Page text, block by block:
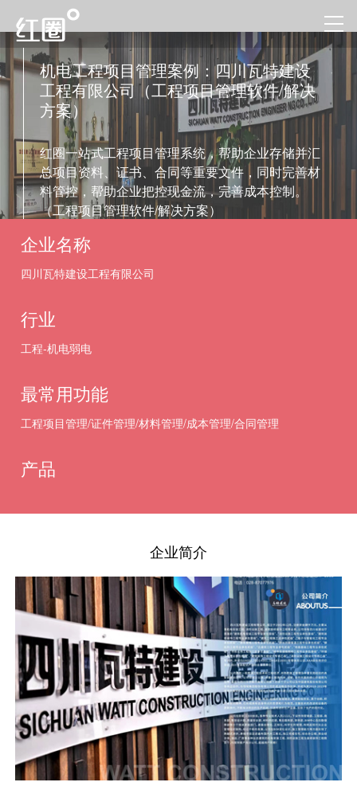
机电工程项目管理案例：四川瓦特建设
工程有限公司（工程项目管理软件/解决
方案）
红圈一站式工程项目管理系统，帮助企业存储并汇
总项目资料、证书、合同等重要文件，同时完善材
料管控，帮助企业把控现金流，完善成本控制。
（工程项目管理软件/解决方案）
企业名称
四川瓦特建设工程有限公司
行业
工程-机电弱电
最常用功能
工程项目管理/证件管理/材料管理/成本管理/合同管理
产品
企业简介